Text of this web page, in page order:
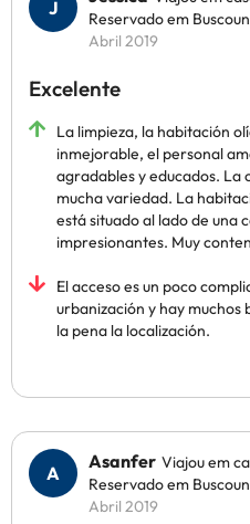
Reservado em
Abril 2019
Excelente
La limpieza, la habitación
inmejorable, el personal
agradables y educados. La
mucha variedad. La
está situado al lado de una
impresionantes. Muy
El acceso es un poco
urbanización y hay muchos
la pena la localización.
Asanfer Viajou em
Reservado em
Abril 2019